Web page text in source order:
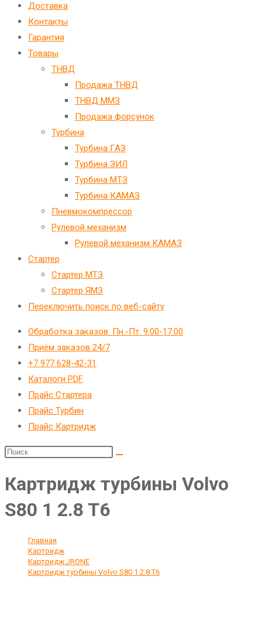
Доставка
Контакты
Гарантия
Товары
ТНВД
Продажа ТНВД
ТНВД ММЗ
Продажа форсунок
Турбина
Турбина ГАЗ
Турбина ЗИЛ
Турбина МТЗ
Турбина КАМАЗ
Пневмокомпрессор
Рулевой механизм
Рулевой механизм КАМАЗ
Стартер
Стартер МТЗ
Стартер ЯМЗ
Переключить поиск по веб-сайту
Обработка заказов: Пн.-Пт. 9:00-17:00
Приём заказов 24/7
+7 977 628-42-31
Каталоги PDF
Прайс Стартера
Прайс Турбин
Прайс Картридж
Картридж турбины Volvo
S80 1 2.8 T6
Главная
Картридж
Картридж JRONE
Картридж турбины Volvo S80 1 2.8 T6